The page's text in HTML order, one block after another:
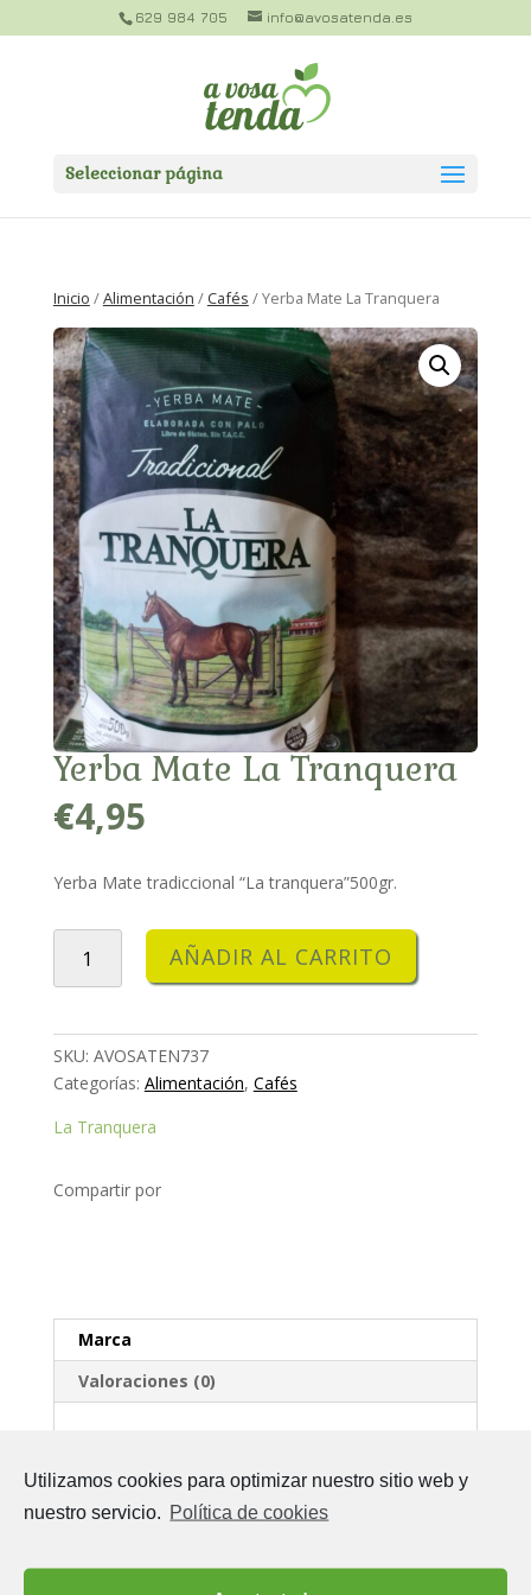
Utilizamos cookies para optimizar nuestro sitio web y
nuestro servicio. Política de cookies
629 984 705 info@avosatenda.es
Seleccionar página
Inicio /Alimentación / Cafés / Yerba Mate La Tranquera
Yerba Mate La Tranquera
€4,95
Yerba Mate tradiccional “La tranquera”500gr.
Mate
cantidad
AÑADIR AL CARRITO
SKU: AVOSATEN737
Categorías: Alimentación, Cafés
La Tranquera
Compartir por
Marca
Valoraciones (0)
La Tranquera